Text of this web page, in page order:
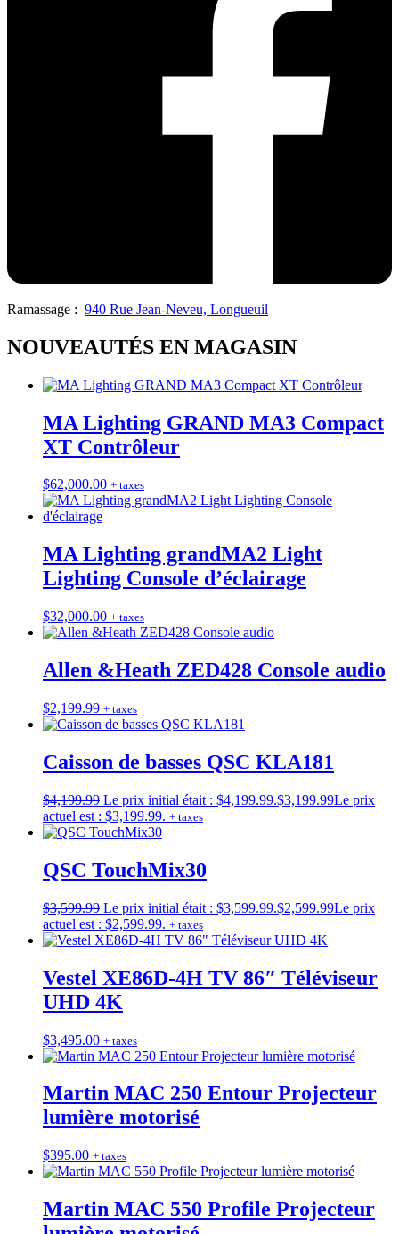
Ramassage : 940 Rue Jean-Neveu, Longueuil
NOUVEAUTÉS EN MAGASIN
MA Lighting GRAND MA3 Compact
XT Contrôleur
$62,000.00 + taxes
MA Lighting grandMA2 Light
Lighting Console d’éclairage
$32,000.00 + taxes
Allen &Heath ZED428 Console audio
$2,199.99 + taxes
Caisson de basses QSC KLA181
$4,199.99 Le prix initial était : $4,199.99.$3,199.99Le prix
actuel est : $3,199.99. + taxes
QSC TouchMix30
$3,599.99 Le prix initial était : $3,599.99.$2,599.99Le prix
actuel est : $2,599.99. + taxes
Vestel XE86D-4H TV 86″ Téléviseur
UHD 4K
$3,495.00 + taxes
Martin MAC 250 Entour Projecteur
lumière motorisé
$395.00 + taxes
Martin MAC 550 Profile Projecteur